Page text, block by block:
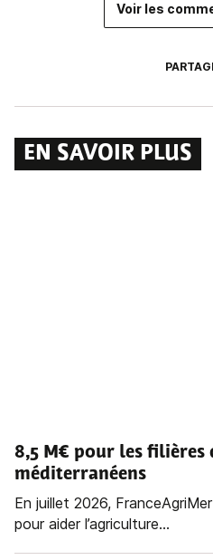
Voir les
EN SAVOIR PLUS
8,5 M€ pour les
méditerranéens
En juillet 2026,
pour aider l’agriculture...